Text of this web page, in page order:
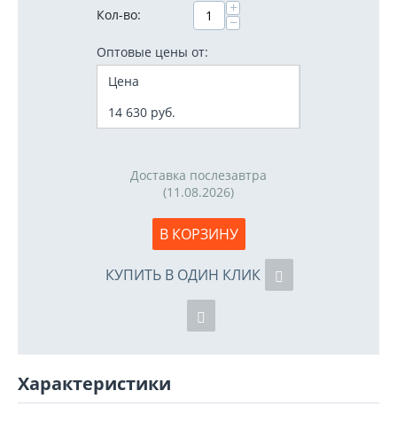
Кол-во:
+
−
Оптовые цены от:
Цена
14 630 руб.
Доставка послезавтра
(11.08.2026)
В КОРЗИНУ
КУПИТЬ В ОДИН КЛИК
Характеристики